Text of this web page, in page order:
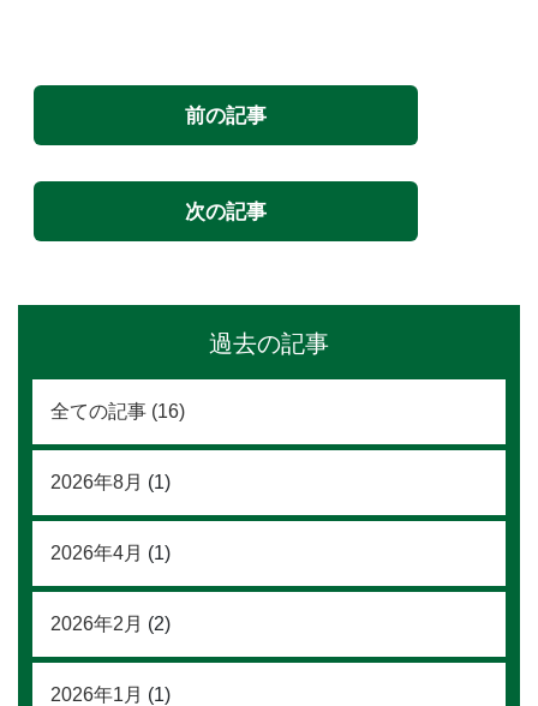
前の記事
次の記事
過去の記事
全ての記事 (16)
2026年8月 (1)
2026年4月 (1)
2026年2月 (2)
2026年1月 (1)